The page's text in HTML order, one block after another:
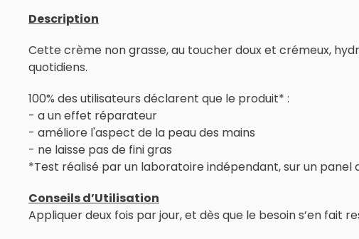
Description
Cette crème non grasse, au toucher doux et crémeux,
quotidiens.
100% des utilisateurs déclarent que le produit* :
- a un effet réparateur
- améliore l'aspect de la peau des mains
- ne laisse pas de fini gras
*Test réalisé par un laboratoire indépendant, sur un panel
Conseils d’Utilisation
Appliquer deux fois par jour, et dès que le besoin s’en fait